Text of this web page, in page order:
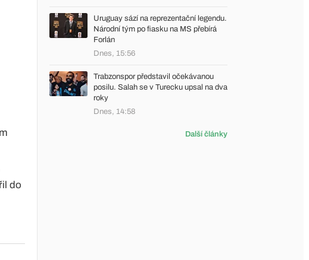
do
Uruguay sází na reprezentační legendu.
Národní tým po fiasku na MS přebírá
Forlán
Dnes, 15:56
Trabzonspor představil očekávanou
posilu. Salah se v Turecku upsal na dva
roky
Dnes, 14:58
Další články